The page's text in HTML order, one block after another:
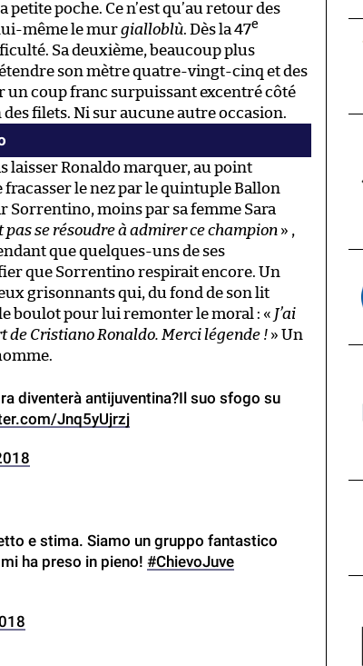
poche. Ce n’est qu’au retour des
même le murgialloblù. Dès la 47e
Sa deuxième, beaucoup plus
son mètre quatre-vingt-cinq et des
un coup franc surpuissant excentré côté
filets. Ni sur aucune autre occasion.
laisser Ronaldo marquer, au point
fracasser le nez par le quintuple Ballon
Sorrentino, moins par sa femme Sara
pas se résoudre à admirer ce champion » ,
que quelques-uns de ses
que Sorrentino respirait encore. Un
grisonnants qui, du fond de son lit
boulot pour lui remonter le moral : « J’ai
de Cristiano Ronaldo. Merci légende ! » Un
diventerà antijuventina?Il suo sfogo su
Jnq5yUjrzj
e stima. Siamo un gruppo fantastico
ha preso in pieno! #ChievoJuve